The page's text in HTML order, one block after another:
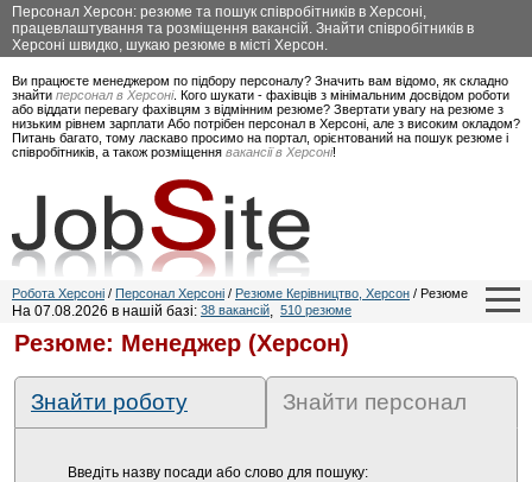
Персонал Херсон: резюме та пошук співробітників в Херсоні,
працевлаштування та розміщення вакансій. Знайти співробітників в
Херсоні швидко, шукаю резюме в місті Херсон.
Ви працюєте менеджером по підбору персоналу? Значить вам відомо, як складно
знайти персонал в Херсоні. Кого шукати - фахівців з мінімальним досвідом роботи
або віддати перевагу фахівцям з відмінним резюме? Звертати увагу на резюме з
низьким рівнем зарплати Або потрібен персонал в Херсоні, але з високим окладом?
Питань багато, тому ласкаво просимо на портал, орієнтований на пошук резюме і
співробітників, а також розміщення вакансії в Херсоні!
Робота Херсоні / Персонал Херсоні / Резюме Керівництво, Херсон / Резюме
На 07.08.2026 в нашій базі: 38 вакансій, 510 резюме
Резюме: Менеджер (Херсон)
Знайти роботу Знайти персонал
Введіть назву посади або слово для пошуку: